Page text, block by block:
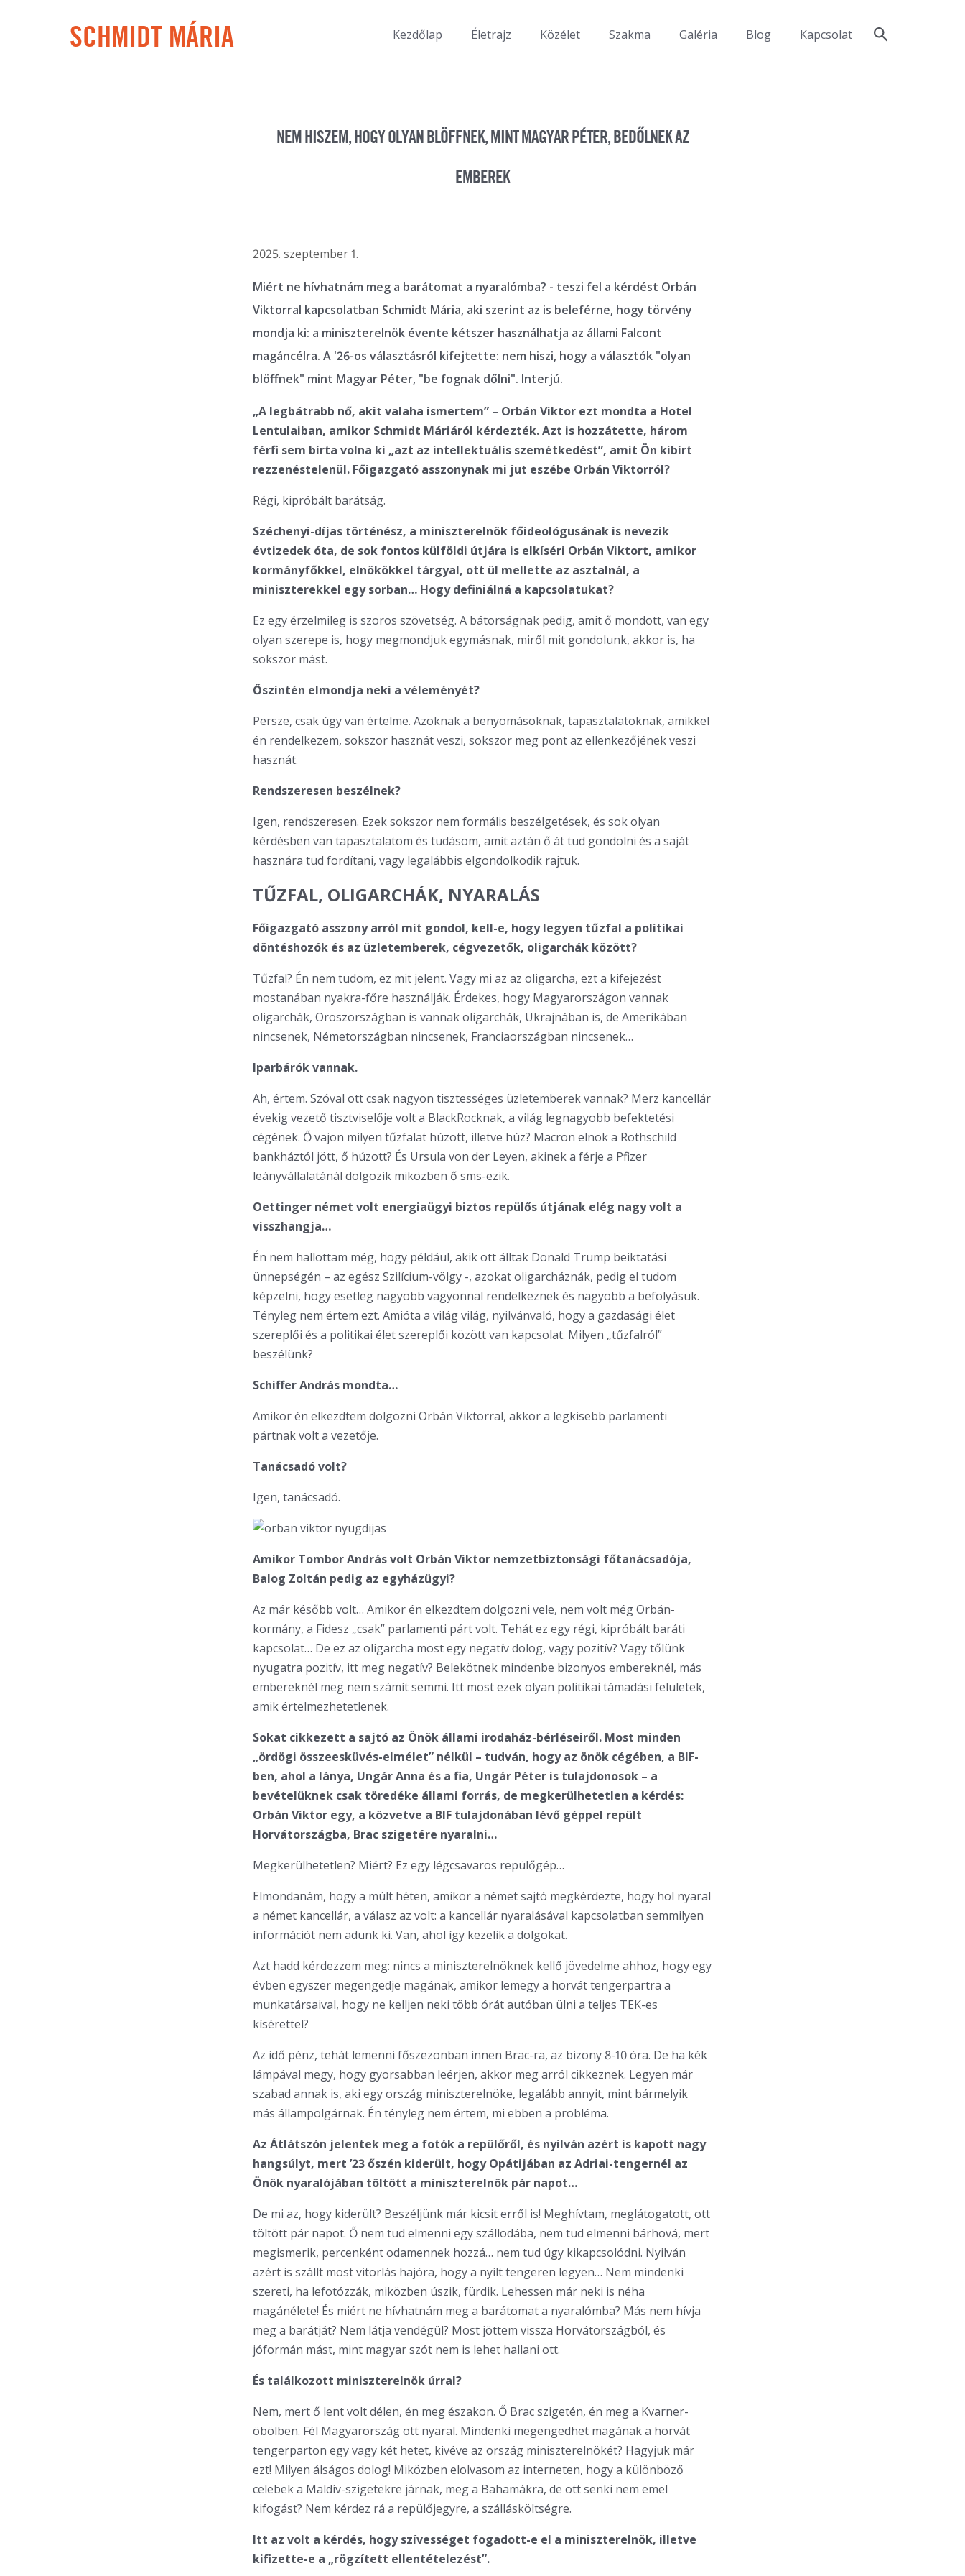
SCHMIDT MÁRIA Kezdőlap Életrajz Közélet Szakma Galéria Blog Kapcsolat
NEM HISZEM, HOGY OLYAN BLÖFFNEK, MINT MAGYAR PÉTER, BEDŐLNEK AZ
EMBEREK
2025. szeptember 1.
Miért ne hívhatnám meg a barátomat a nyaralómba? - teszi fel a kérdést Orbán
Viktorral kapcsolatban Schmidt Mária, aki szerint az is beleférne, hogy törvény
mondja ki: a miniszterelnök évente kétszer használhatja az állami Falcont
magáncélra. A '26-os választásról kifejtette: nem hiszi, hogy a választók "olyan
blöffnek" mint Magyar Péter, "be fognak dőlni". Interjú.
„A legbátrabb nő, akit valaha ismertem” – Orbán Viktor ezt mondta a Hotel
Lentulaiban, amikor Schmidt Máriáról kérdezték. Azt is hozzátette, három
férfi sem bírta volna ki „azt az intellektuális szemétkedést”, amit Ön kibírt
rezzenéstelenül. Főigazgató asszonynak mi jut eszébe Orbán Viktorról?
Régi, kipróbált barátság.
Széchenyi-díjas történész, a miniszterelnök főideológusának is nevezik
évtizedek óta, de sok fontos külföldi útjára is elkíséri Orbán Viktort, amikor
kormányfőkkel, elnökökkel tárgyal, ott ül mellette az asztalnál, a
miniszterekkel egy sorban… Hogy definiálná a kapcsolatukat?
Ez egy érzelmileg is szoros szövetség. A bátorságnak pedig, amit ő mondott, van egy
olyan szerepe is, hogy megmondjuk egymásnak, miről mit gondolunk, akkor is, ha
sokszor mást.
Őszintén elmondja neki a véleményét?
Persze, csak úgy van értelme. Azoknak a benyomásoknak, tapasztalatoknak, amikkel
én rendelkezem, sokszor hasznát veszi, sokszor meg pont az ellenkezőjének veszi
hasznát.
Rendszeresen beszélnek?
Igen, rendszeresen. Ezek sokszor nem formális beszélgetések, és sok olyan
kérdésben van tapasztalatom és tudásom, amit aztán ő át tud gondolni és a saját
hasznára tud fordítani, vagy legalábbis elgondolkodik rajtuk.
TŰZFAL, OLIGARCHÁK, NYARALÁS
Főigazgató asszony arról mit gondol, kell-e, hogy legyen tűzfal a politikai
döntéshozók és az üzletemberek, cégvezetők, oligarchák között?
Tűzfal? Én nem tudom, ez mit jelent. Vagy mi az az oligarcha, ezt a kifejezést
mostanában nyakra-főre használják. Érdekes, hogy Magyarországon vannak
oligarchák, Oroszországban is vannak oligarchák, Ukrajnában is, de Amerikában
nincsenek, Németországban nincsenek, Franciaországban nincsenek…
Iparbárók vannak.
Ah, értem. Szóval ott csak nagyon tisztességes üzletemberek vannak? Merz kancellár
évekig vezető tisztviselője volt a BlackRocknak, a világ legnagyobb befektetési
cégének. Ő vajon milyen tűzfalat húzott, illetve húz? Macron elnök a Rothschild
bankháztól jött, ő húzott? És Ursula von der Leyen, akinek a férje a Pfizer
leányvállalatánál dolgozik miközben ő sms-ezik.
Oettinger német volt energiaügyi biztos repülős útjának elég nagy volt a
visszhangja…
Én nem hallottam még, hogy például, akik ott álltak Donald Trump beiktatási
ünnepségén – az egész Szilícium-völgy -, azokat oligarcháznák, pedig el tudom
képzelni, hogy esetleg nagyobb vagyonnal rendelkeznek és nagyobb a befolyásuk.
Tényleg nem értem ezt. Amióta a világ világ, nyilvánvaló, hogy a gazdasági élet
szereplői és a politikai élet szereplői között van kapcsolat. Milyen „tűzfalról”
beszélünk?
Schiffer András mondta…
Amikor én elkezdtem dolgozni Orbán Viktorral, akkor a legkisebb parlamenti
pártnak volt a vezetője.
Tanácsadó volt?
Igen, tanácsadó.
Amikor Tombor András volt Orbán Viktor nemzetbiztonsági főtanácsadója,
Balog Zoltán pedig az egyházügyi?
Az már később volt… Amikor én elkezdtem dolgozni vele, nem volt még Orbán-
kormány, a Fidesz „csak” parlamenti párt volt. Tehát ez egy régi, kipróbált baráti
kapcsolat… De ez az oligarcha most egy negatív dolog, vagy pozitív? Vagy tőlünk
nyugatra pozitív, itt meg negatív? Belekötnek mindenbe bizonyos embereknél, más
embereknél meg nem számít semmi. Itt most ezek olyan politikai támadási felületek,
amik értelmezhetetlenek.
Sokat cikkezett a sajtó az Önök állami irodaház-bérléseiről. Most minden
„ördögi összeesküvés-elmélet” nélkül – tudván, hogy az önök cégében, a BIF-
ben, ahol a lánya, Ungár Anna és a fia, Ungár Péter is tulajdonosok – a
bevételüknek csak töredéke állami forrás, de megkerülhetetlen a kérdés:
Orbán Viktor egy, a közvetve a BIF tulajdonában lévő géppel repült
Horvátországba, Brac szigetére nyaralni…
Megkerülhetetlen? Miért? Ez egy légcsavaros repülőgép…
Elmondanám, hogy a múlt héten, amikor a német sajtó megkérdezte, hogy hol nyaral
a német kancellár, a válasz az volt: a kancellár nyaralásával kapcsolatban semmilyen
információt nem adunk ki. Van, ahol így kezelik a dolgokat.
Azt hadd kérdezzem meg: nincs a miniszterelnöknek kellő jövedelme ahhoz, hogy egy
évben egyszer megengedje magának, amikor lemegy a horvát tengerpartra a
munkatársaival, hogy ne kelljen neki több órát autóban ülni a teljes TEK-es
kísérettel?
Az idő pénz, tehát lemenni főszezonban innen Brac-ra, az bizony 8-10 óra. De ha kék
lámpával megy, hogy gyorsabban leérjen, akkor meg arról cikkeznek. Legyen már
szabad annak is, aki egy ország miniszterelnöke, legalább annyit, mint bármelyik
más állampolgárnak. Én tényleg nem értem, mi ebben a probléma.
Az Átlátszón jelentek meg a fotók a repülőről, és nyilván azért is kapott nagy
hangsúlyt, mert ’23 őszén kiderült, hogy Opátijában az Adriai-tengernél az
Önök nyaralójában töltött a miniszterelnök pár napot…
De mi az, hogy kiderült? Beszéljünk már kicsit erről is! Meghívtam, meglátogatott, ott
töltött pár napot. Ő nem tud elmenni egy szállodába, nem tud elmenni bárhová, mert
megismerik, percenként odamennek hozzá… nem tud úgy kikapcsolódni. Nyilván
azért is szállt most vitorlás hajóra, hogy a nyílt tengeren legyen… Nem mindenki
szereti, ha lefotózzák, miközben úszik, fürdik. Lehessen már neki is néha
magánélete! És miért ne hívhatnám meg a barátomat a nyaralómba? Más nem hívja
meg a barátját? Nem látja vendégül? Most jöttem vissza Horvátországból, és
jóformán mást, mint magyar szót nem is lehet hallani ott.
És találkozott miniszterelnök úrral?
Nem, mert ő lent volt délen, én meg északon. Ő Brac szigetén, én meg a Kvarner-
öbölben. Fél Magyarország ott nyaral. Mindenki megengedhet magának a horvát
tengerparton egy vagy két hetet, kivéve az ország miniszterelnökét? Hagyjuk már
ezt! Milyen álságos dolog! Miközben elolvasom az interneten, hogy a különböző
celebek a Maldív-szigetekre járnak, meg a Bahamákra, de ott senki nem emel
kifogást? Nem kérdez rá a repülőjegyre, a szállásköltségre.
Itt az volt a kérdés, hogy szívességet fogadott-e el a miniszterelnök, illetve
kifizette-e a „rögzített ellentételezést”.